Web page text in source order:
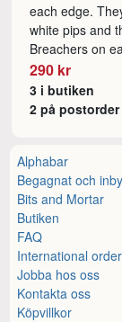
each edge.
white pips and
Breachers on
290 kr
3 i butiken
2 på postorder
Alphabar
Begagnat och
Bits and Mortar
Butiken
FAQ
International
Jobba hos oss
Kontakta oss
Köpvillkor